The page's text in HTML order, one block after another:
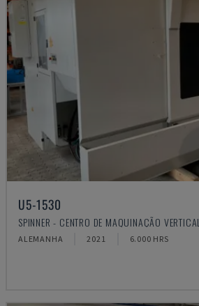
U5-1530
SPINNER - CENTRO DE MAQUINAÇÃO VERTICAL
ALEMANHA 2021 6.000 HRS